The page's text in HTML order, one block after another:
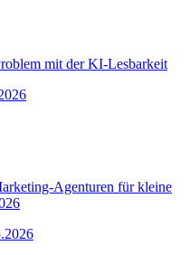
mit der KI-Lesbarkeit
Agenturen für kleine